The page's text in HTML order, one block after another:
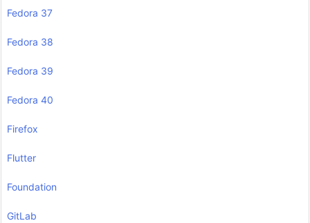
Fedora 37
Fedora 38
Fedora 39
Fedora 40
Firefox
Flutter
Foundation
GitLab